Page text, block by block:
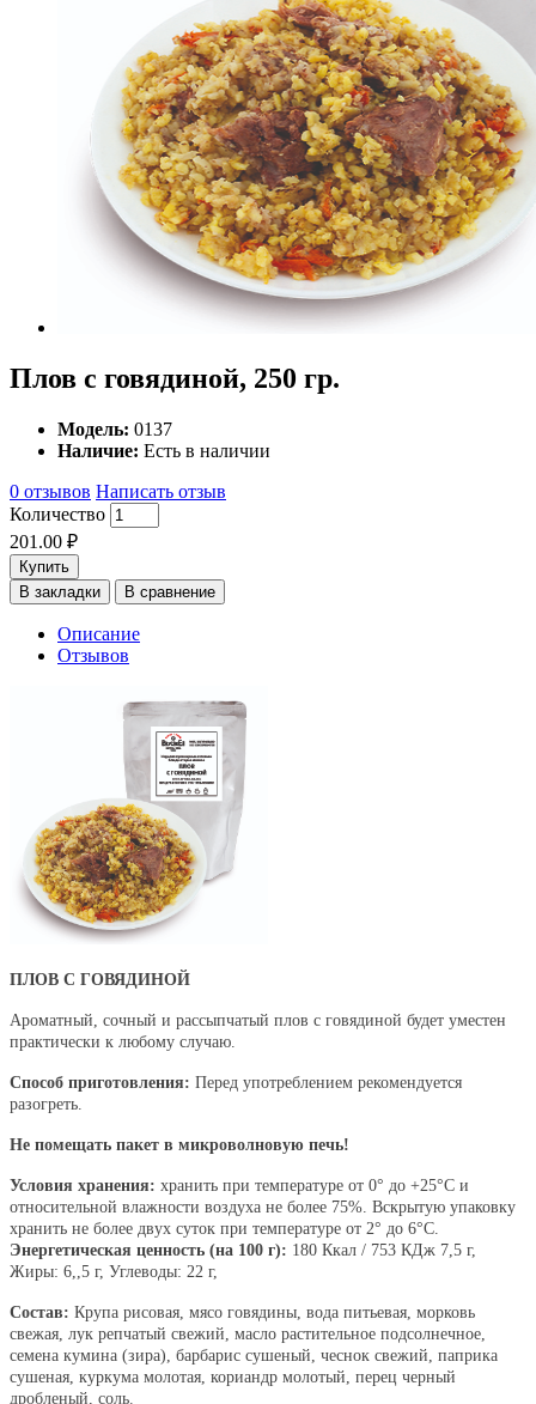
Плов с говядиной, 250 гр.
Модель: 0137
Наличие: Есть в наличии
0 отзывов Написать отзыв
Количество
201.00 ₽
Купить
В закладки
В сравнение
Описание
Отзывов
ПЛОВ С ГОВЯДИНОЙ
Ароматный, сочный и рассыпчатый плов с говядиной будет уместен
практически к любому случаю.
Способ приготовления: Перед употреблением рекомендуется
разогреть.
Не помещать пакет в микроволновую печь!
Условия хранения: хранить при температуре от 0° до +25°C и
относительной влажности воздуха не более 75%. Вскрытую упаковку
хранить не более двух суток при температуре от 2° до 6°C.
Энергетическая ценность (на 100 г): 180 Ккал / 753 КДж 7,5 г,
Жиры: 6,,5 г, Углеводы: 22 г,
Состав: Крупа рисовая, мясо говядины, вода питьевая, морковь
свежая, лук репчатый свежий, масло растительное подсолнечное,
семена кумина (зира), барбарис сушеный, чеснок свежий, паприка
сушеная, куркума молотая, кориандр молотый, перец черный
дробленый, соль.